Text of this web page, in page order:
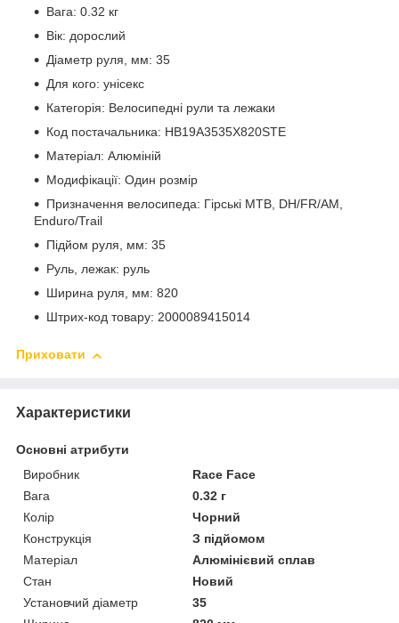
Вага: 0.32 кг
Вік: дорослий
Діаметр руля, мм: 35
Для кого: унісекс
Категорія: Велосипедні рули та лежаки
Код постачальника: HB19A3535X820STE
Матеріал: Алюміній
Модифікації: Один розмір
Призначення велосипеда: Гірські MTB, DH/FR/AM,
Enduro/Trail
Підйом руля, мм: 35
Руль, лежак: руль
Ширина руля, мм: 820
Штрих-код товару: 2000089415014
Приховати
Характеристики
Основні атрибути
Виробник
Race Face
Вага
0.32 г
Колір
Чорний
Конструкція
З підйомом
Матеріал
Алюмінієвий сплав
Стан
Новий
Установчий діаметр
35